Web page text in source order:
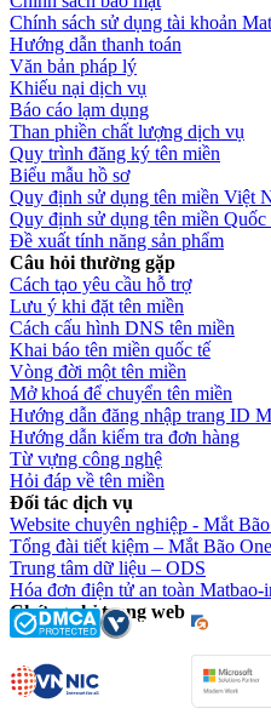
Chính sách sử dụng tài khoản
Hướng dẫn thanh toán
Văn bản pháp lý
Khiếu nại dịch vụ
Báo cáo lạm dụng
Than phiền chất lượng dịch vụ
Quy trình đăng ký tên miền
Biểu mẫu hồ sơ
Quy định sử dụng tên miền Việt
Quy định sử dụng tên miền Quốc
Đề xuất tính năng sản phẩm
Câu hỏi thường gặp
Cách tạo yêu cầu hỗ trợ
Lưu ý khi đặt tên miền
Cách cấu hình DNS tên miền
Khai báo tên miền quốc tế
Vòng đời một tên miền
Mở khoá để chuyển tên miền
Hướng dẫn đăng nhập trang ID
Hướng dẫn kiểm tra đơn hàng
Từ vựng công nghệ
Hỏi đáp về tên miền
Đối tác dịch vụ
Website chuyên nghiệp - Mắt
Tổng đài tiết kiệm – Mắt Bão One
Trung tâm dữ liệu – ODS
Hóa đơn điện tử an toàn Matbao-
Chứng chỉ trang web